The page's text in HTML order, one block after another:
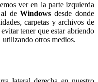
ver en la parte izquierda
al deWindows desde donde
carpetas y archivos de
tener que estar abriendo
otros medios.